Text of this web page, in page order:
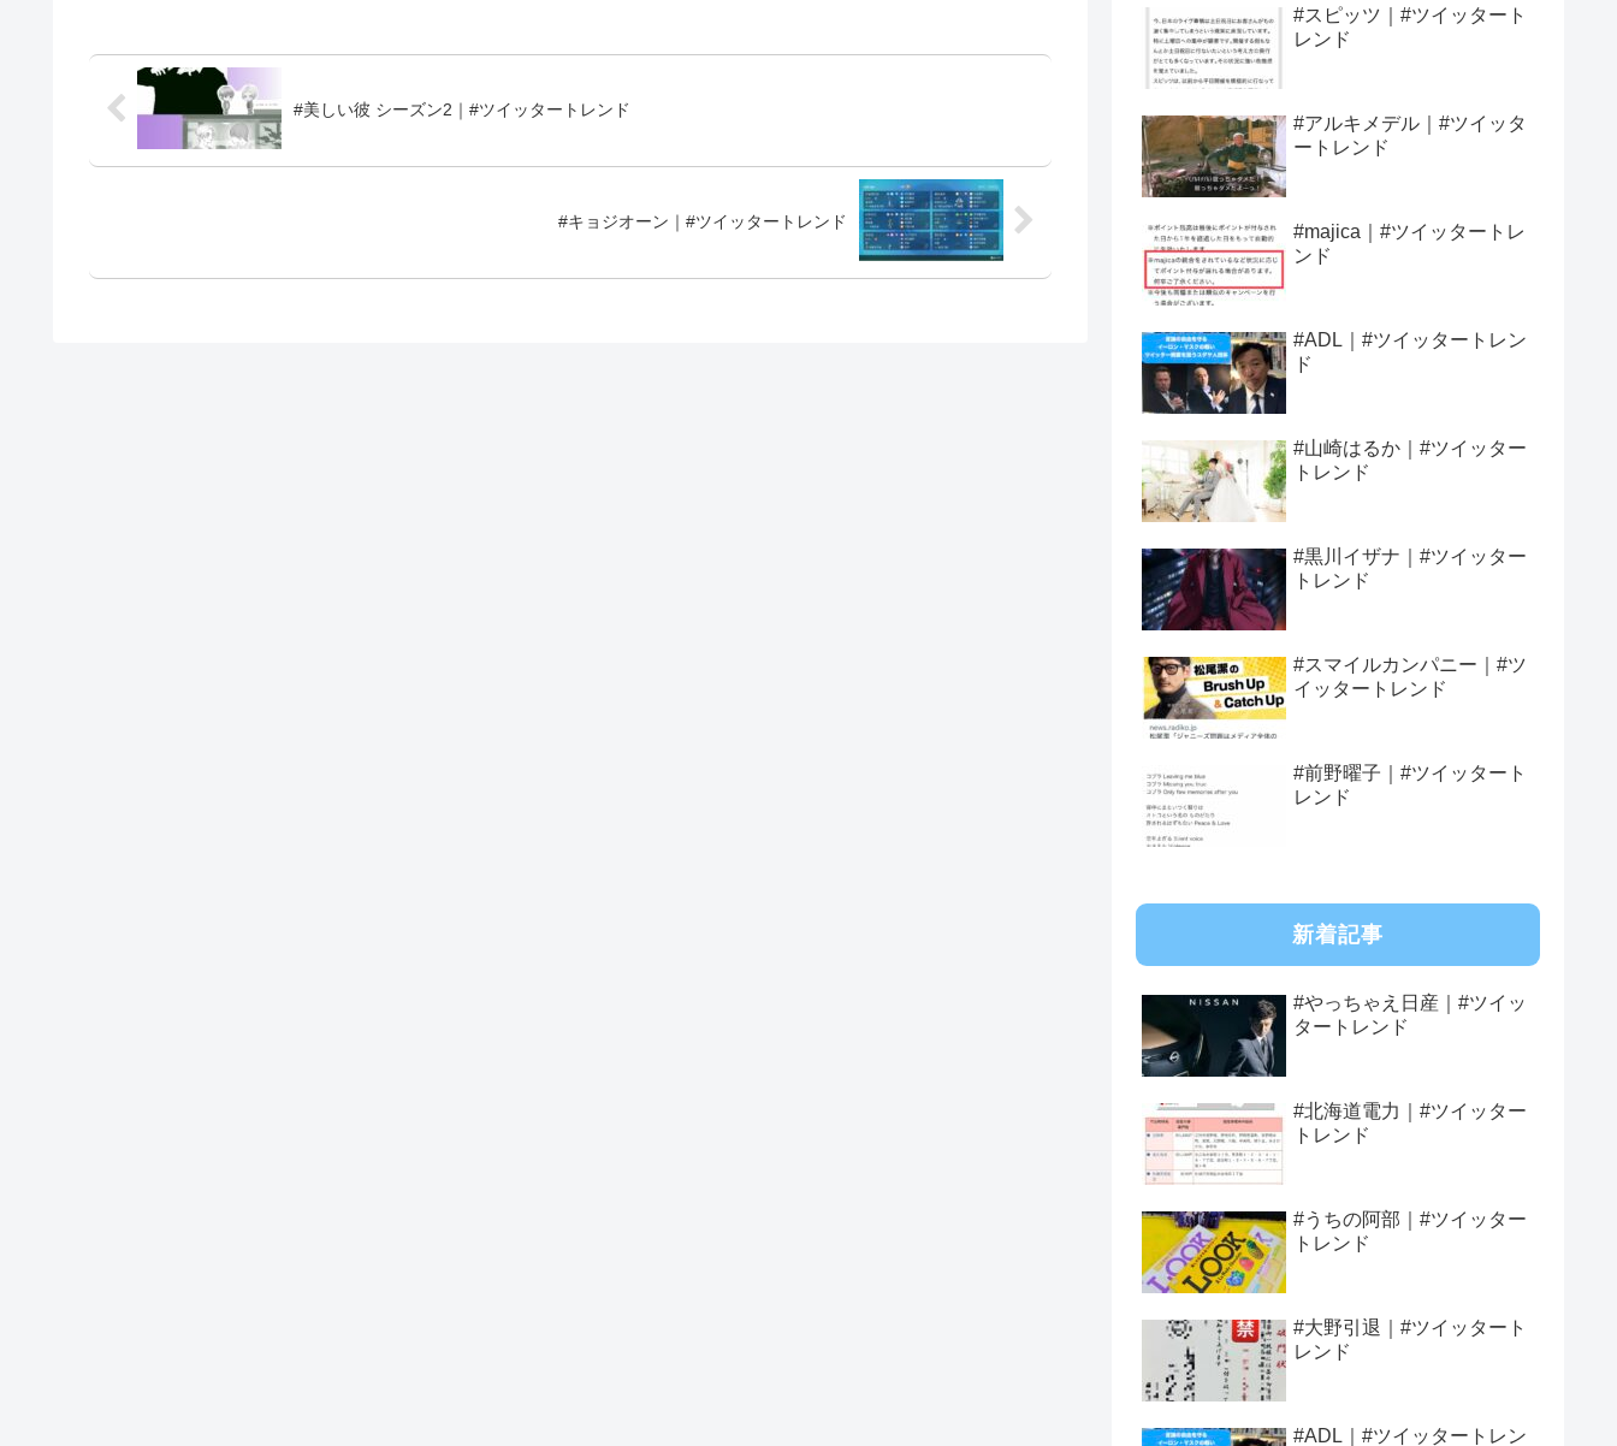
#美しい彼 シーズン2｜#ツイッタートレンド
#キョジオーン｜#ツイッタートレンド
#スピッツ｜#ツイッタート
レンド
#アルキメデル｜#ツイッタ
ートレンド
#majica｜#ツイッタートレ
ンド
#ADL｜#ツイッタートレン
ド
#山崎はるか｜#ツイッター
トレンド
#黒川イザナ｜#ツイッター
トレンド
#スマイルカンパニー｜#ツ
イッタートレンド
#前野曜子｜#ツイッタート
レンド
新着記事
#やっちゃえ日産｜#ツイッ
タートレンド
#北海道電力｜#ツイッター
トレンド
#うちの阿部｜#ツイッター
トレンド
#大野引退｜#ツイッタート
レンド
#ADL｜#ツイッタートレン